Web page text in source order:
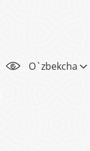
O`zbekcha